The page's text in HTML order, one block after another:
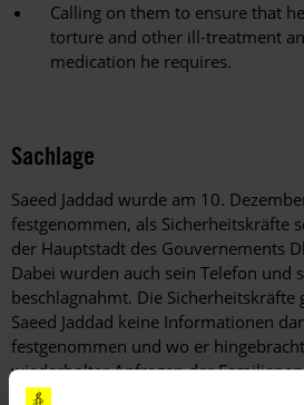
Calling on them to ensure that
torture and other ill-treatment
medication he requires.
Sachlage
Saeed Jaddad wurde am 10.
festgenommen, als Sicherheitskräfte
der Hauptstadt des Gouvernements
Dabei wurden auch sein Telefon und
beschlagnahmt. Die Sicherheitskräfte
Saeed Jaddad keine Informationen
festgenommen und wo er
wiederholter Anfragen der
Behörden haben sie bisher keine